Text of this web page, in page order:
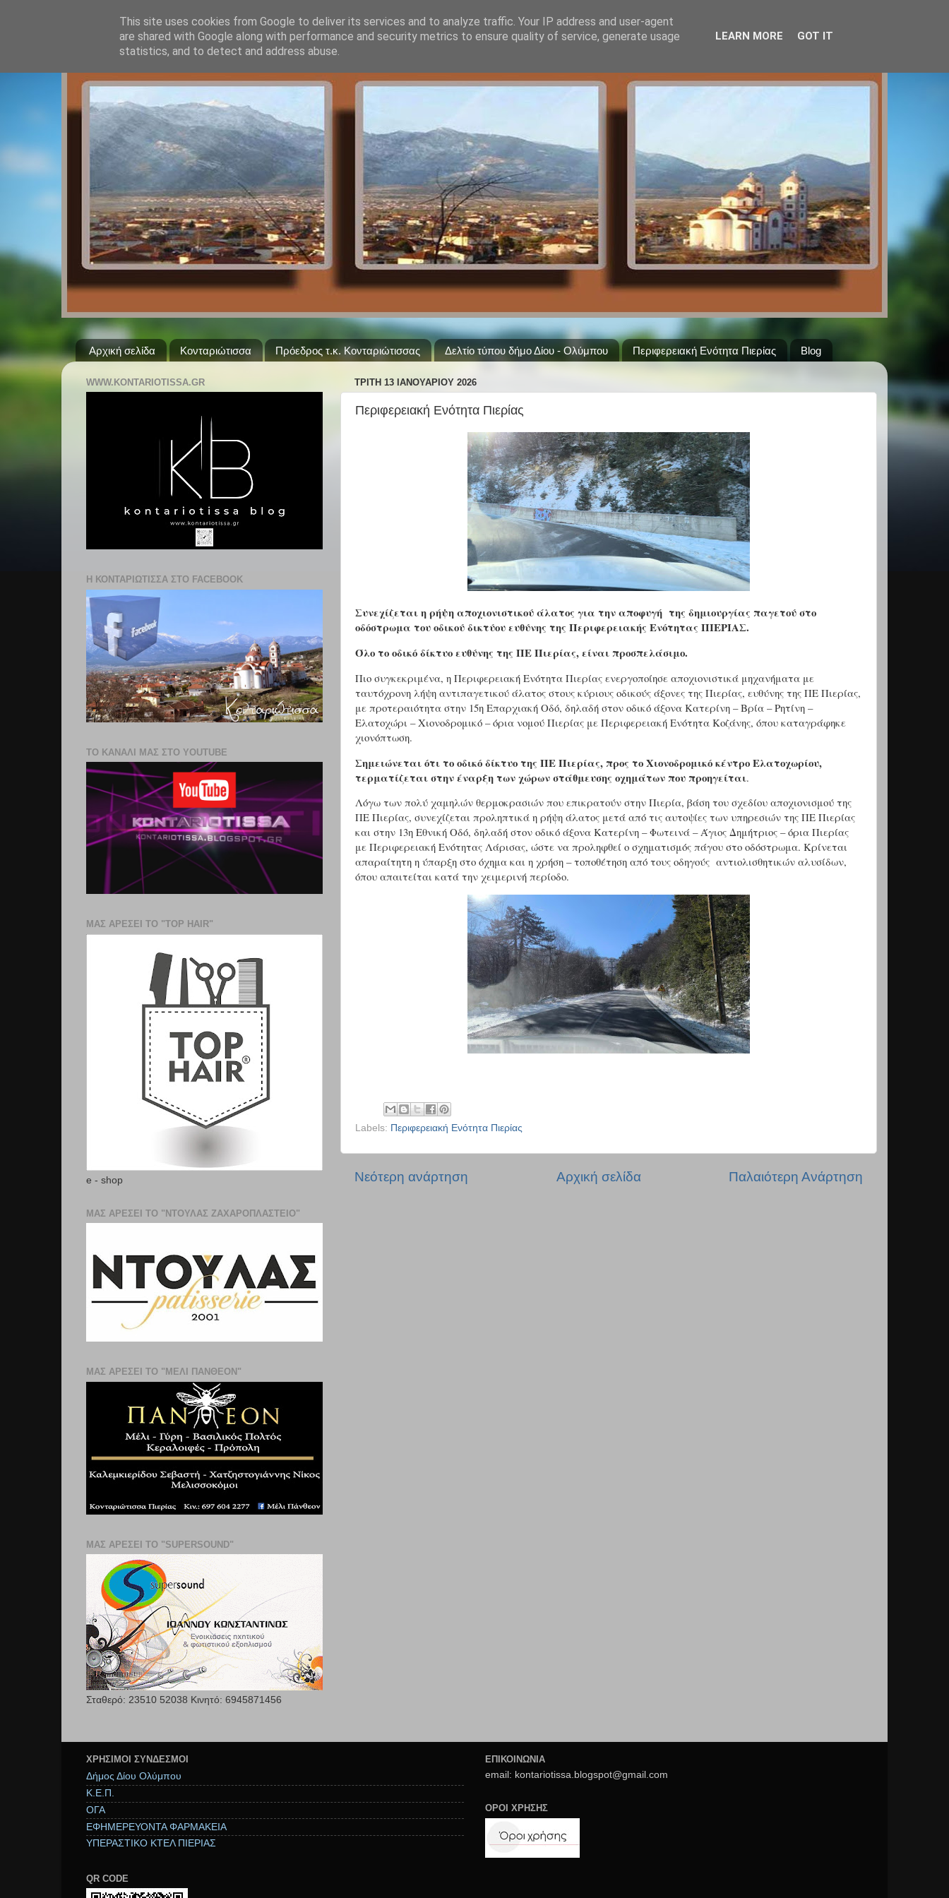
Αρχική σελίδα Κονταριώτισσα Πρόεδρος τ.κ. Κονταριώτισσας Δελτίο τύπου δήμο Δίου - Ολύμπου Περιφερειακή Ενότητα Πιερίας Blog
ΤΡΊΤΗ 13 ΙΑΝΟΥΑΡΊΟΥ 2026
Περιφερειακή Ενότητα Πιερίας
Συνεχίζεται η ρήψη αποχιονιστικού άλατος για την αποφυγή της δημιουργίας παγετού στο
οδόστρωμα του οδικού δικτύου ευθύνης της Περιφερειακής Ενότητας ΠΙΕΡΙΑΣ.
Όλο το οδικό δίκτυο ευθύνης της ΠΕ Πιερίας, είναι προσπελάσιμο.
Πιο συγκεκριμένα, η Περιφερειακή Ενότητα Πιερίας ενεργοποίησε αποχιονιστικά μηχανήματα με
ταυτόχρονη λήψη αντιπαγετικού άλατος στους κύριους οδικούς άξονες της Πιερίας, ευθύνης της ΠΕ Πιερίας,
με προτεραιότητα στην 15η Επαρχιακή Οδό, δηλαδή στον οδικό άξονα Κατερίνη – Βρία – Ρητίνη –
Ελατοχώρι – Χιονοδρομικό – όρια νομού Πιερίας με Περιφερειακή Ενότητα Κοζάνης, όπου καταγράφηκε
χιονόπτωση.
Σημειώνεται ότι το οδικό δίκτυο της ΠΕ Πιερίας, προς το Χιονοδρομικό κέντρο Ελατοχωρίου,
τερματίζεται στην έναρξη των χώρων στάθμευσης οχημάτων που προηγείται.
Λόγω των πολύ χαμηλών θερμοκρασιών που επικρατούν στην Πιερία, βάση του σχεδίου αποχιονισμού της
ΠΕ Πιερίας, συνεχίζεται προληπτικά η ρήψη άλατος μετά από τις αυτοψίες των υπηρεσιών της ΠΕ Πιερίας
και στην 13η Εθνική Οδό, δηλαδή στον οδικό άξονα Κατερίνη – Φωτεινά – Άγιος Δημήτριος – όρια Πιερίας
με Περιφερειακή Ενότητας Λάρισας, ώστε να προληφθεί ο σχηματισμός πάγου στο οδόστρωμα. Κρίνεται
απαραίτητη η ύπαρξη στο όχημα και η χρήση – τοποθέτηση από τους οδηγούς αντιολισθητικών αλυσίδων,
όπου απαιτείται κατά την χειμερινή περίοδο.
Labels: Περιφερειακή Ενότητα Πιερίας
Νεότερη ανάρτηση Παλαιότερη Ανάρτηση
Αρχική σελίδα
WWW.KONTARIOTISSA.GR
Η ΚΟΝΤΑΡΙΩΤΙΣΣΑ ΣΤΟ FACEBOOK
ΤΟ ΚΑΝΑΛΙ ΜΑΣ ΣΤΟ YOUTUBE
ΜΑΣ ΑΡΕΣΕΙ ΤΟ "TOP HAIR"
e - shop
ΜΑΣ ΑΡΕΣΕΙ ΤΟ "ΝΤΟΥΛΑΣ ΖΑΧΑΡΟΠΛΑΣΤΕΊΟ"
ΜΑΣ ΑΡΕΣΕΙ ΤΟ "ΜΕΛΙ ΠΑΝΘΕΟΝ"
ΜΑΣ ΑΡΕΣΕΙ ΤΟ "SUPERSOUND"
Σταθερό: 23510 52038 Κινητό: 6945871456
ΧΡΉΣΙΜΟΙ ΣΥΝΔΕΣΜΟΙ
Δήμος Δίου Ολύμπου
Κ.Ε.Π.
ΟΓΑ
ΕΦΗΜΕΡΕΥΟΝΤΑ ΦΑΡΜΑΚΕΙΑ
ΥΠΕΡΑΣΤΙΚΟ ΚΤΕΛ ΠΙΕΡΙΑΣ
QR CODE
ΕΠΙΚΟΙΝΩΝΙΑ
email: kontariotissa.blogspot@gmail.com
ΟΡΟΙ ΧΡΗΣΗΣ
This site uses cookies from Google to deliver its services and to analyze traffic. Your IP address and user-agent
are shared with Google along with performance and security metrics to ensure quality of service, generate usage
statistics, and to detect and address abuse.
LEARN MORE GOT IT